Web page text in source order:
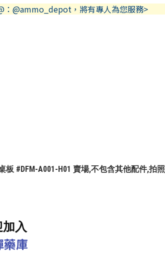
：@ammo_depot，將有專人為您服務>
板 #DFM-A001-H01 賣場,不包含其他配件,拍
入
庫